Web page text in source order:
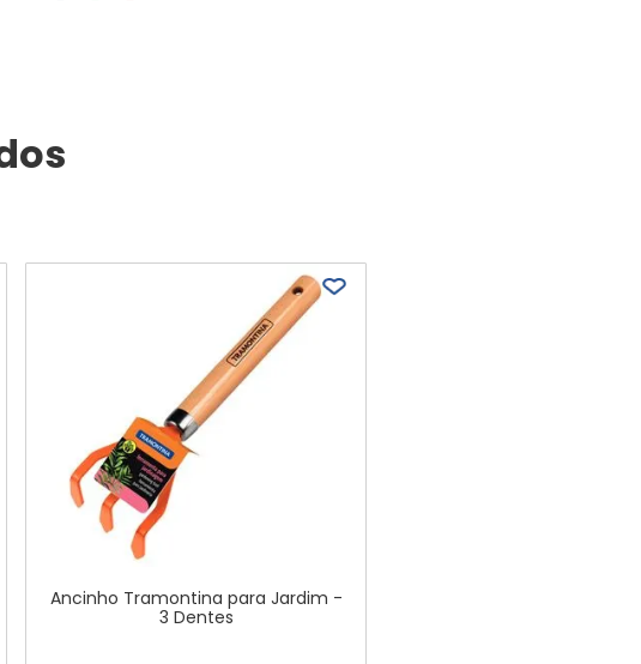
Ancinho Tramontina para Jardim -
3 Dentes